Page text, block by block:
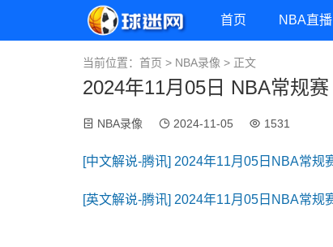
首页 NBA直播
当前位置： 首页 > NBA录像 > 正文
2024年11月05日 NBA常规
NBA录像 2024-11-05 1531
[中文解说-腾讯] 2024年11月05日NBA常规
[英文解说-腾讯] 2024年11月05日NBA常规